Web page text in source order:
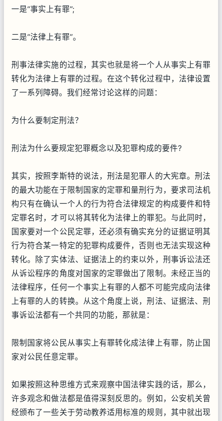
一是“事实上有罪”;
二是“法律上有罪”。
刑事法律实施的过程，其实也就是将一个人从事实上有罪
转化为法律上有罪的过程。在这个转化过程中，法律设置
了一系列障碍。我们经常讨论这样的问题：
为什么要制定刑法？
刑法为什么要规定犯罪概念以及犯罪构成的要件?
其实，按照李斯特的说法，刑法是犯罪人的大宪章。刑法
的最大功能在于限制国家的定罪和量刑行为，要求司法机
构只有在确认一个人的行为符合法律规定的构成要件和特
定罪名时，才可以将其转化为法律上的罪犯。与此同时，
国家要对一个公民定罪，还必须有确实充分的证据证明其
行为符合某一特定的犯罪构成要件，否则也无法实现这种
转化。除了实体法、证据法上的约束以外，刑事诉讼法还
从诉讼程序的角度对国家的定罪做出了限制。未经正当的
法律程序，任何一个事实上有罪的人都不可能完成向法律
上有罪的人的转换。从这个角度上说，刑法、证据法、刑
事诉讼法都有一个共同的功能，那就是：
限制国家将公民从事实上有罪转化成法律上有罪，防止国
家对公民任意定罪。
如果按照这种思维方式来观察中国法律实践的话，那么，
许多观念和做法都是值得深刻反思的。例如，公安机关曾
经颁布了一些关于劳动教养适用标准的规则，其中就出现